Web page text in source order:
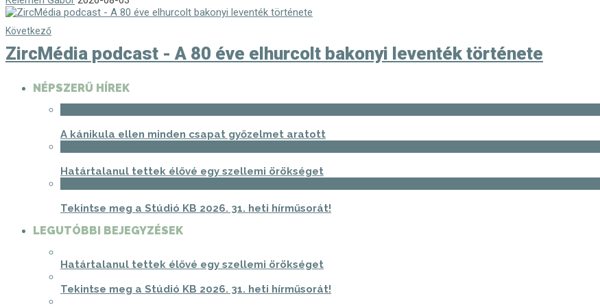
Következő
ZircMédia podcast - A 80 éve elhurcolt bakonyi leventék története
NÉPSZERŰ HÍREK
A kánikula ellen minden csapat győzelmet aratott
Határtalanul tettek élővé egy szellemi örökséget
Tekintse meg a Stúdió KB 2026. 31. heti hírműsorát!
LEGUTÓBBI BEJEGYZÉSEK
Határtalanul tettek élővé egy szellemi örökséget
Tekintse meg a Stúdió KB 2026. 31. heti hírműsorát!